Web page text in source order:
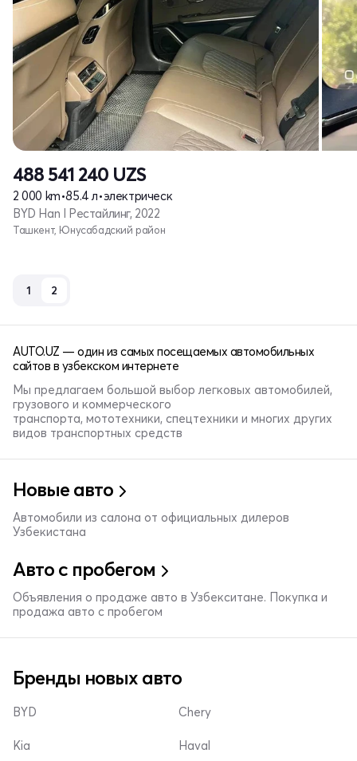
488 541 240 UZS
2 000 km•85.4 л•электрическ
BYD Han I Рестайлинг, 2022
Ташкент, Юнусабадский район
1 2
AUTO.UZ — один из самых посещаемых автомобильных
сайтов в узбекском интернете
Мы предлагаем большой выбор легковых автомобилей,
грузового и коммерческого
транспорта, мототехники, спецтехники и многих других
видов транспортных средств
Новые авто
Автомобили из салона от официальных дилеров
Узбекистана
Авто с пробегом
Объявления о продаже авто в Узбекситане. Покупка и
продажа авто с пробегом
Бренды новых авто
BYD
Kia
Chery
Haval